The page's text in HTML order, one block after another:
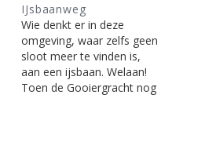
IJsbaanweg
Wie denkt er in deze
omgeving, waar zelfs geen
sloot meer te vinden is,
aan een ijsbaan. Welaan!
Toen de Gooiergracht nog